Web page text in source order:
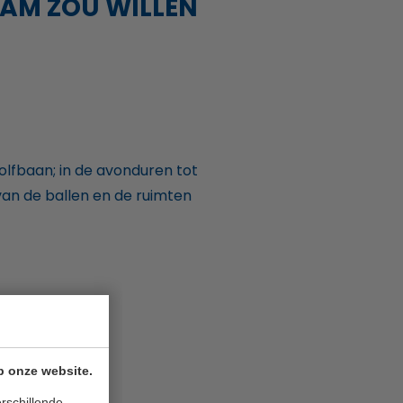
onze website.
ZOU WILLEN
in de avonduren tot
de ballen en de ruimten